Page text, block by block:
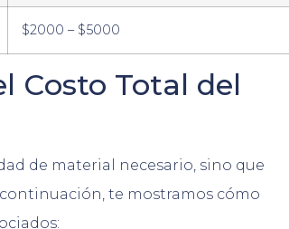
$2000 – $5000
Costo Total del
de material necesario, sino que
te mostramos cómo